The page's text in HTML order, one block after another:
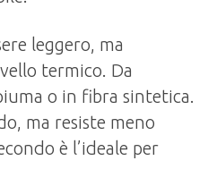
leggero, ma
termico. Da
o in fibra sintetica.
ma resiste meno
è l’ideale per